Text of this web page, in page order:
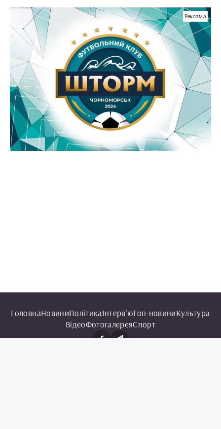
Реклама
ГоловнаНовиниПолітикаІнтерв'юТоп-новиниКультура
ВідеоФотогалереяСпорт